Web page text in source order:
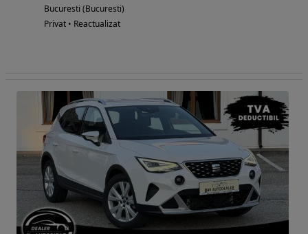
Bucuresti (Bucuresti)
Privat • Reactualizat